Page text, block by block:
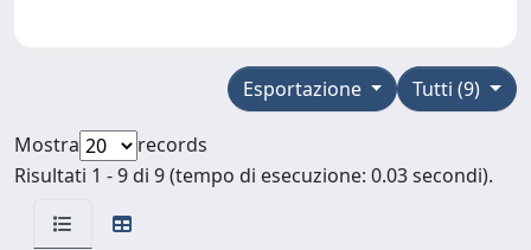
Tutti (9)
Esportazione
Mostra
records
Risultati 1 - 9 di 9 (tempo di esecuzione: 0.03 secondi).